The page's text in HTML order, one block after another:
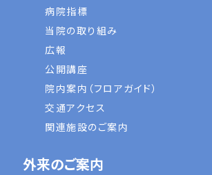
病院指標
当院の取り組み
広報
公開講座
院内案内（フロアガイド）
交通アクセス
関連施設のご案内
外来のご案内